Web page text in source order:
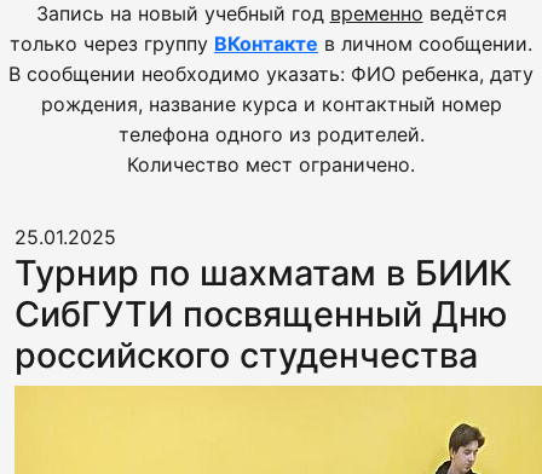
Запись на новый учебный год временно ведётся
только через группу ВКонтакте в личном сообщении.
В сообщении необходимо указать: ФИО ребенка, дату
рождения, название курса и контактный номер
телефона одного из родителей.
Количество мест ограничено.
25.01.2025
Турнир по шахматам в БИИК
СибГУТИ посвященный Дню
российского студенчества